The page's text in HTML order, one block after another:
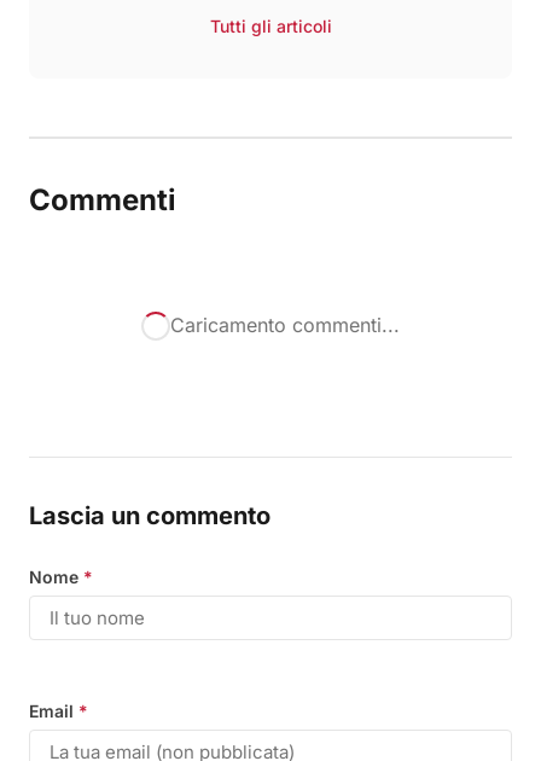
Tutti gli articoli
Commenti
Caricamento commenti...
Lascia un commento
Nome *
Email *